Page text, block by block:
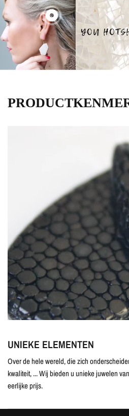
UNIEKE ELEMENTEN
Over de hele wereld, die zich
kwaliteit, ... Wij bieden u unieke juwelen
eerlijke prijs.